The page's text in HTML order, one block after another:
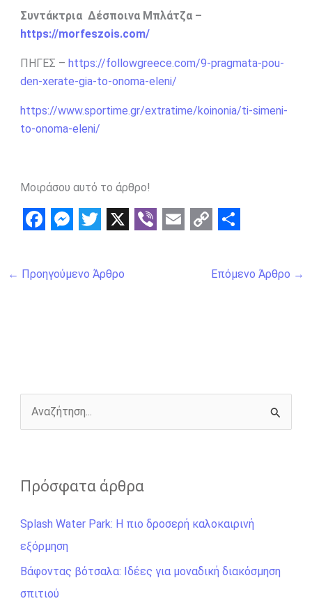
Συντάκτρια Δέσποινα Μπλάτζα –
https://morfeszois.com/
ΠΗΓΕΣ – https://followgreece.com/9-pragmata-pou-
den-xerate-gia-to-onoma-eleni/
https://www.sportime.gr/extratime/koinonia/ti-simeni-
to-onoma-eleni/
Μοιράσου αυτό το άρθρο!
a
c
k
s
e
r
w
i
k
h
a
← Προηγούμενο Άρθρο Επόμενο Άρθρο →
ζ
τ
η
σ
η
Πρόσφατα άρθρα
Splash Water Park: Η πιο δροσερή καλοκαιρινή
εξόρμηση
Βάφοντας βότσαλα: Ιδέες για μοναδική διακόσμηση
σπιτιού